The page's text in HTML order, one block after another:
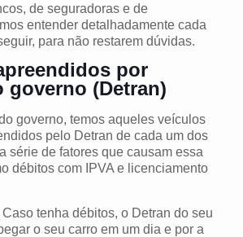
de seguradoras e de
entender detalhadamente cada
para não restarem dúvidas.
por
governo (Detran)
governo, temos aqueles veículos
pelo Detran de cada um dos
série de fatores que causam essa
débitos com IPVA e licenciamento
tenha débitos, o Detran do seu
o seu carro em um dia e por a